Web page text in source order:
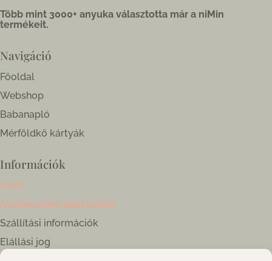
Több mint 3000+ anyuka választotta már a niMin
termékeit.
Navigáció
Főoldal
Webshop
Babanapló
Mérföldkő kártyák
Információk
ÁSZF
Adatkezelési tájékoztató
Szállítási információk
Elállási jog